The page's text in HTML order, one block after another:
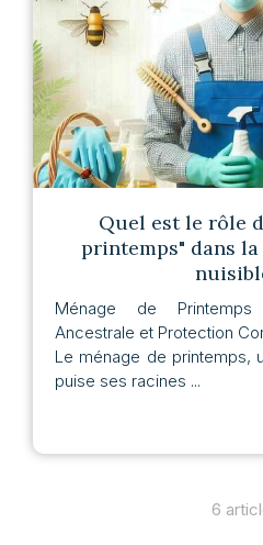
Quel est le rôle
printemps" dans
Ménage de
Ancestrale et Protection
Le ménage de printemps,
puise ses racines ...
6